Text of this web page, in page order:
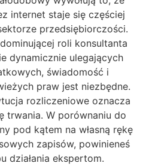
internet staje się częściej
przedsiębiorczości.
roli konsultanta
dynamicznie ulegających
świadomość i
praw jest niezbędne.
rozliczeniowe oznacza
trwania. W porównaniu do
pod kątem na własną rękę
zapisów, powinieneś
działania ekspertom.